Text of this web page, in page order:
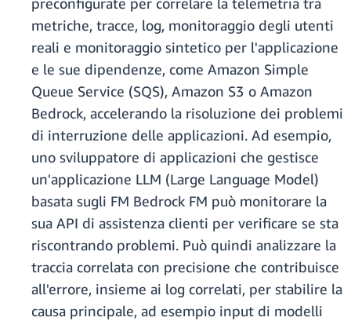
metriche, tracce, log, monitoraggio degli utenti
reali e monitoraggio sintetico per l'applicazione
e le sue dipendenze, come Amazon Simple
Queue Service (SQS), Amazon S3 o Amazon
Bedrock, accelerando la risoluzione dei problemi
di interruzione delle applicazioni. Ad esempio,
uno sviluppatore di applicazioni che gestisce
un'applicazione LLM (Large Language Model)
basata sugli FM Bedrock FM può monitorare la
sua API di assistenza clienti per verificare se sta
riscontrando problemi. Può quindi analizzare la
traccia correlata con precisione che contribuisce
all'errore, insieme ai log correlati, per stabilire la
causa principale, ad esempio input di modelli